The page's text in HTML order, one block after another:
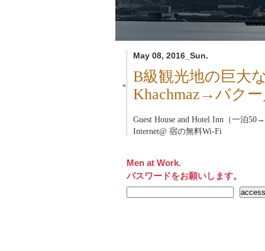
May 08, 2016_Sun.
■
B級観光地の巨大
Khachmaz→バク
Guest House and Hotel Inn（一泊
Internet@ 宿の無料Wi-Fi
Men at Work.
パスワードをお願いします。